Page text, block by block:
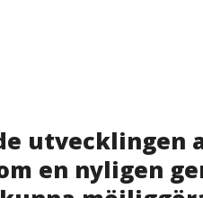
utvecklingen
en nyligen